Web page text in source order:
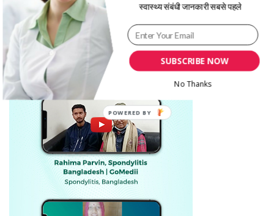
SUBSCRIBE NOW
स्वास्थ्य संबंधी जानकारी सबसे पहले
No Thanks
POWERED BY